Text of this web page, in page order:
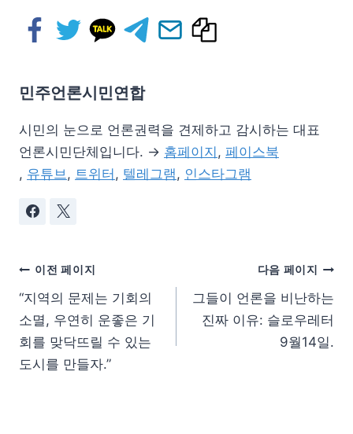
민주언론시민연합
시민의 눈으로 언론권력을 견제하고 감시하는 대표
언론시민단체입니다. → 홈페이지 , 페이스북
, 유튜브 , 트위터 , 텔레그램 , 인스타그램
이전 페이지
“지역의 문제는 기회의
소멸, 우연히 운좋은 기
회를 맞닥뜨릴 수 있는
도시를 만들자.”
다음 페이지
그들이 언론을 비난하는
진짜 이유: 슬로우레터
9월14일.